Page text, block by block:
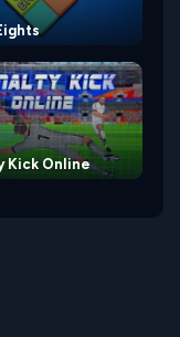
Kick Online